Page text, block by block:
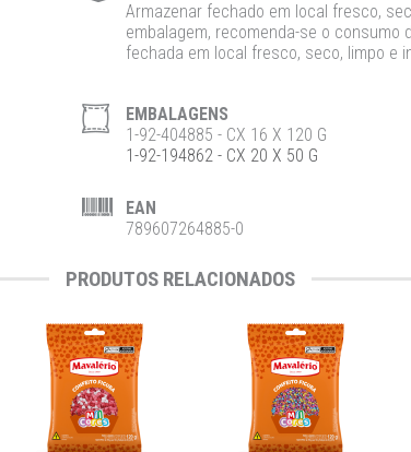
Armazenar fechado em local fresco,
embalagem, recomenda-se o consumo
fechada em local fresco, seco, limpo e
EMBALAGENS
1-92-404885 - CX 16 X 120 G
1-92-194862 - CX 20 X 50 G
EAN
789607264885-0
PRODUTOS RELACIONADOS